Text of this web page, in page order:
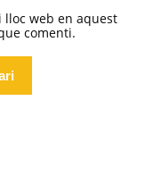
lloc web en aquest
comenti.